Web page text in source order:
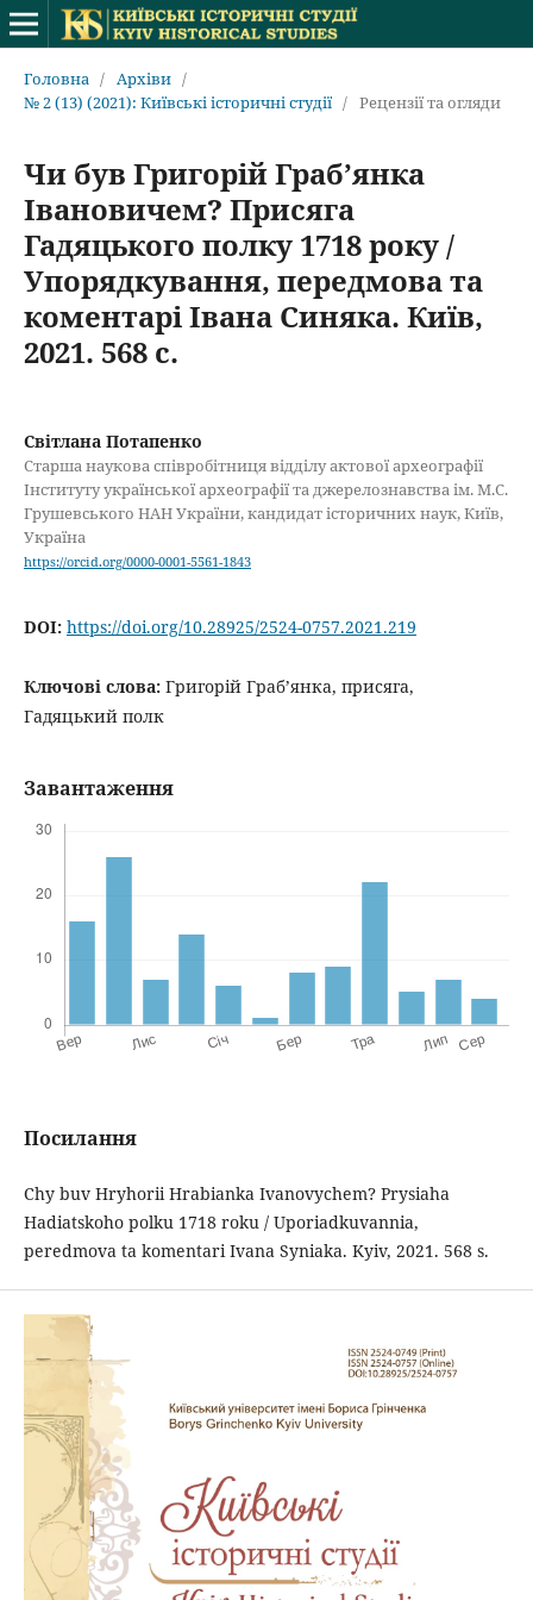
Головна / Архіви /
№ 2 (13) (2021): Київські історичні студії / Рецензії та огляди
Чи був Григорій Граб’янка
Івановичем? Присяга
Гадяцького полку 1718 року /
Упорядкування, передмова та
коментарі Івана Синяка. Київ,
2021. 568 с.
Світлана Потапенко
Старша наукова співробітниця відділу актової археографії
Інституту української археографії та джерелознавства ім. М.С.
Грушевського НАН України, кандидат історичних наук, Київ,
Україна
https://orcid.org/0000-0001-5561-1843
DOI: https://doi.org/10.28925/2524-0757.2021.219
Ключові слова: Григорій Граб’янка, присяга,
Гадяцький полк
Завантаження
Посилання
Chy buv Hryhorii Hrabianka Ivanovychem? Prysiaha
Hadiatskoho polku 1718 roku / Uporiadkuvannia,
peredmova ta komentari Ivana Syniaka. Kyiv, 2021. 568 s.